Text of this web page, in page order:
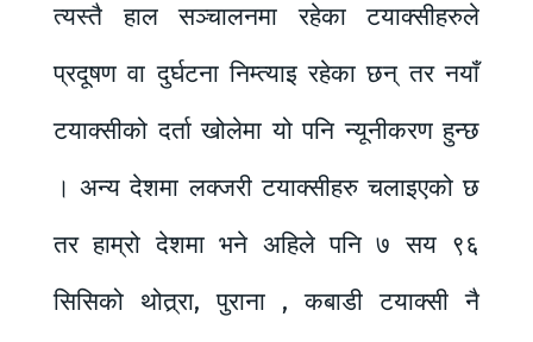
त्यस्तै हाल सञ्चालनमा रहेका टयाक्सीहरुले
प्रदूषण वा दुर्घटना निम्त्याइ रहेका छन् तर नयाँ
टयाक्सीको दर्ता खोलेमा यो पनि न्यूनीकरण हुन्छ
। अन्य देशमा लक्जरी टयाक्सीहरु चलाइएको छ
तर हाम्रो देशमा भने अहिले पनि ७ सय ९६
सिसिको थोत्र्रा, पुराना , कबाडी टयाक्सी नै